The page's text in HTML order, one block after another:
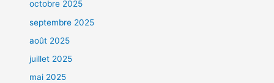
octobre 2025
septembre 2025
août 2025
juillet 2025
mai 2025